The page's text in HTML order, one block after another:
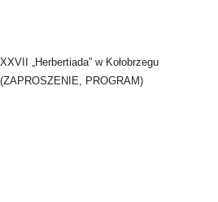
XXVII „Herbertiada” w Kołobrzegu
(ZAPROSZENIE, PROGRAM)